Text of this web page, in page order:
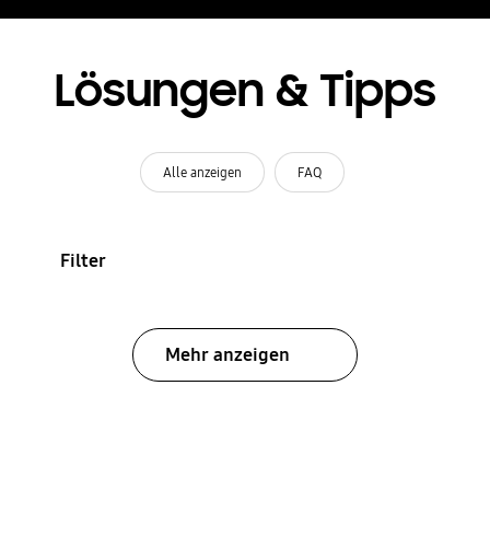
Lösungen & Tipps
Alle anzeigen FAQ
Filter
Mehr anzeigen